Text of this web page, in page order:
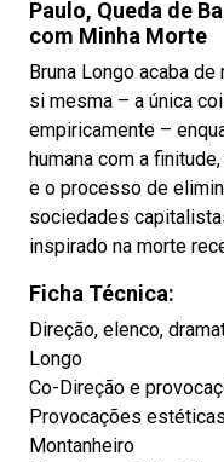
Paulo, Queda de
com Minha Morte
Bruna Longo acaba
si mesma – a única
empiricamente –
humana com a
e o processo de
sociedades
inspirado na morte
Ficha Técnica:
Direção, elenco,
Longo
Co-Direção e
Provocações
Montanheiro